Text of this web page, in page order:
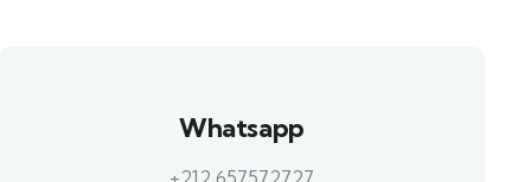
Whatsapp
+212 657572727